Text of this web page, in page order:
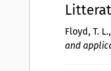
Floyd, T.
and